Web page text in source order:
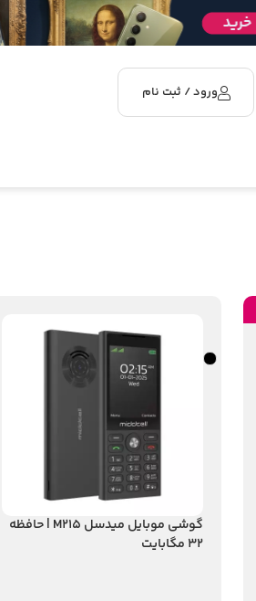
ورود / ثبت نام
گوشی موبایل میدسل M215 | حافظه
32 مگابایت